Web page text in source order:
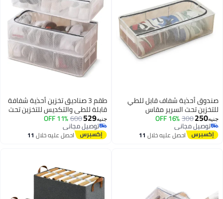
أحذية شفاف قابل للطي
تحت السرير مقاس
سم250
300
16% OFF
توصيل مجاني
توصيل مجانياحصل عليه خلال11
اغسطس
طقم 3 صناديق تخزين أحذية شفافة
قابلة للطي والتكديس للتخزين تحت
السريرجنيه529
600
11% OFF
توصيل مجاني
توصيل مجانياحصل عليه خلال11
اغسطس